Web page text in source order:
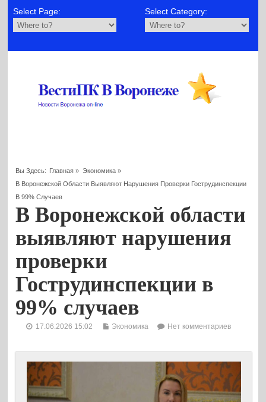
Select Page: Select Category:
Вы Здесь: Главная » Экономика»
В Воронежской Области Выявляют Нарушения Проверки Гострудинспекции
В 99% Случаев
В Воронежской области
выявляют нарушения
проверки
Гострудинспекции в
99% случаев
17.06.2026 15:02 Экономика Нет комментариев